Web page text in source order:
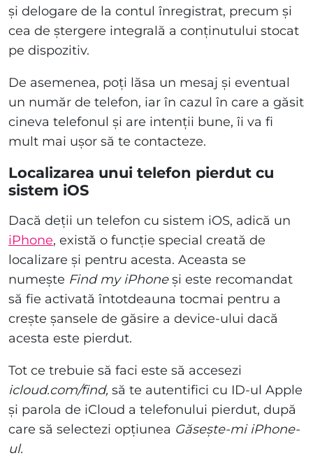
și delogare de la contul înregistrat, precum și
cea de ștergere integrală a conținutului stocat
pe dispozitiv.
De asemenea, poți lăsa un mesaj și eventual
un număr de telefon, iar în cazul în care a găsit
cineva telefonul și are intenții bune, îi va fi
mult mai ușor să te contacteze.
Localizarea unui telefon pierdut cu
sistem iOS
Dacă deții un telefon cu sistem iOS, adică un
iPhone, există o funcție special creată de
localizare și pentru acesta. Aceasta se
numește Find my iPhoneși este recomandat
să fie activată întotdeauna tocmai pentru a
crește șansele de găsire a device-ului dacă
acesta este pierdut.
Tot ce trebuie să faci este să accesezi
icloud.com/find, să te autentifici cu ID-ul Apple
și parola de iCloud a telefonului pierdut, după
care să selectezi opțiunea Găsește-mi iPhone-
ul.